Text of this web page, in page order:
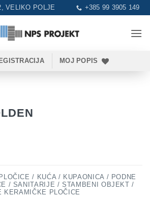
VELIKO POLJE +385 99 3905 149
MOJ POPIS
/ KUĆA / KUPAONICA / PODNE
/ SANITARIJE / STAMBENI OBJEKT /
PLOČICE